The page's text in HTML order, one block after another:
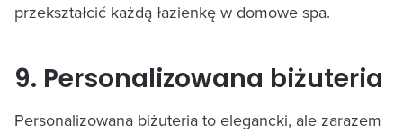
przekształcić każdą łazienkę w domowe spa.
9. Personalizowana biżuteria
Personalizowana biżuteria to elegancki, ale zarazem